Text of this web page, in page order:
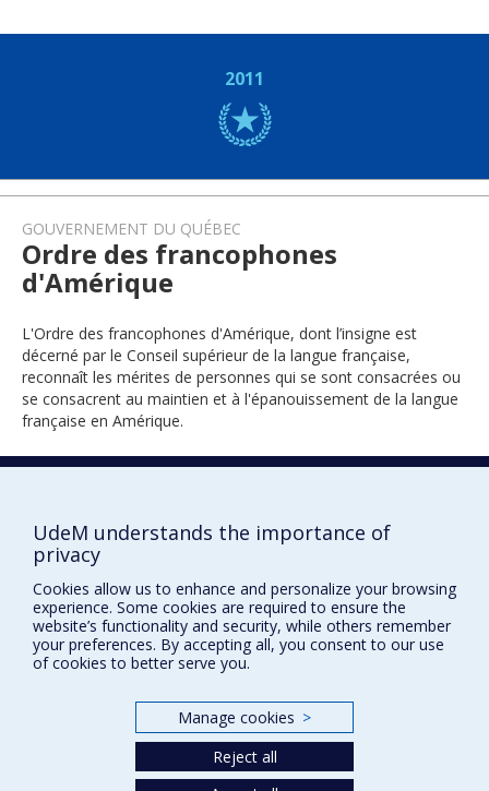
2011
GOUVERNEMENT DU QUÉBEC
Ordre des francophones
d'Amérique
L'Ordre des francophones d'Amérique, dont l’insigne est
décerné par le Conseil supérieur de la langue française,
reconnaît les mérites de personnes qui se sont consacrées ou
se consacrent au maintien et à l'épanouissement de la langue
française en Amérique.
UdeM understands the importance of
privacy
Cookies allow us to enhance and personalize your browsing
experience. Some cookies are required to ensure the
website’s functionality and security, while others remember
your preferences. By accepting all, you consent to our use
of cookies to better serve you.
Manage cookies >
Reject all